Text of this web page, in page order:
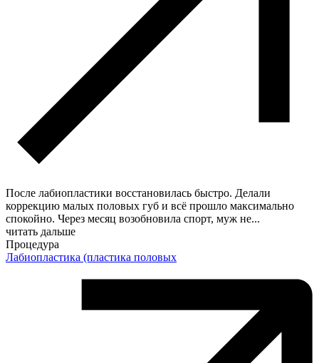
После лабиопластики восстановилась быстро. Делали
коррекцию малых половых губ и всё прошло максимально
спокойно. Через месяц возобновила спорт, муж не...
читать дальше
Процедура
Лабиопластика (пластика половых